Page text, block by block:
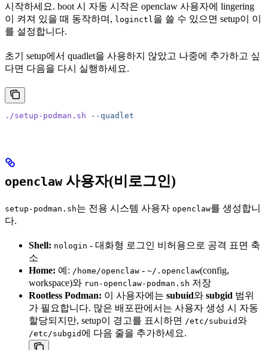
시작하세요. boot 시 자동 시작은 openclaw 사용자에 lingering
이 켜져 있을 때 동작하며, loginctl 을 쓸 수 있으면 setup이 이
를 설정합니다.
초기 setup에서 quadlet을 사용하지 않았고 나중에 추가하고 싶
다면 다음을 다시 실행하세요.
./setup-podman.sh --quadlet
openclaw 사용자(비로그인)
setup-podman.sh는 전용 시스템 사용자 openclaw를 생성합니
다.
Shell: nologin - 대화형 로그인 비허용으로 공격 표면 축
소
Home: 예: /home/openclaw - ~/.openclaw(config,
workspace)와 run-openclaw-podman.sh 저장
Rootless Podman: 이 사용자에는 subuid와 subgid 범위
가 필요합니다. 많은 배포판에서는 사용자 생성 시 자동
할당되지만, setup이 경고를 표시하면 /etc/subuid와
/etc/subgid 에 다음 줄을 추가하세요.